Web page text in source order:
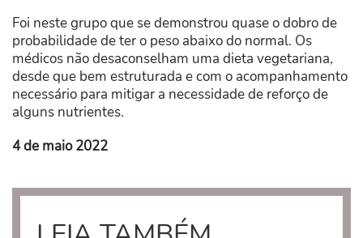
Foi neste grupo que se demonstrou quase o dobro de
probabilidade de ter o peso abaixo do normal. Os
médicos não desaconselham uma dieta vegetariana,
desde que bem estruturada e com o acompanhamento
necessário para mitigar a necessidade de reforço de
alguns nutrientes.
4 de maio 2022